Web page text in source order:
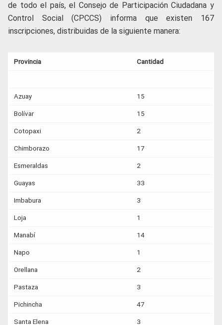
de todo el país, el Consejo de Participación Ciudadana y
Control Social (CPCCS) informa que existen 167
inscripciones, distribuidas de la siguiente manera:
Provincia Cantidad
Azuay 15
Bolívar 15
Cotopaxi 2
Chimborazo 17
Esmeraldas 2
Guayas 33
Imbabura 3
Loja 1
Manabí 14
Napo 1
Orellana 2
Pastaza 3
Pichincha 47
Santa Elena 3